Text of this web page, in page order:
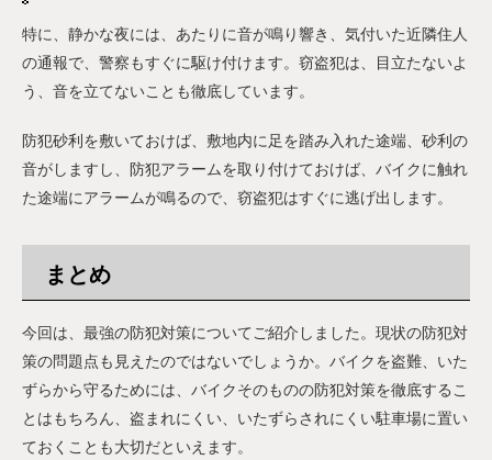
特に、静かな夜には、あたりに音が鳴り響き、気付いた近隣住人
の通報で、警察もすぐに駆け付けます。窃盗犯は、目立たないよ
う、音を立てないことも徹底しています。
防犯砂利を敷いておけば、敷地内に足を踏み入れた途端、砂利の
音がしますし、防犯アラームを取り付けておけば、バイクに触れ
た途端にアラームが鳴るので、窃盗犯はすぐに逃げ出します。
まとめ
今回は、最強の防犯対策についてご紹介しました。現状の防犯対
策の問題点も見えたのではないでしょうか。バイクを盗難、いた
ずらから守るためには、バイクそのものの防犯対策を徹底するこ
とはもちろん、盗まれにくい、いたずらされにくい駐車場に置い
ておくことも大切だといえます。